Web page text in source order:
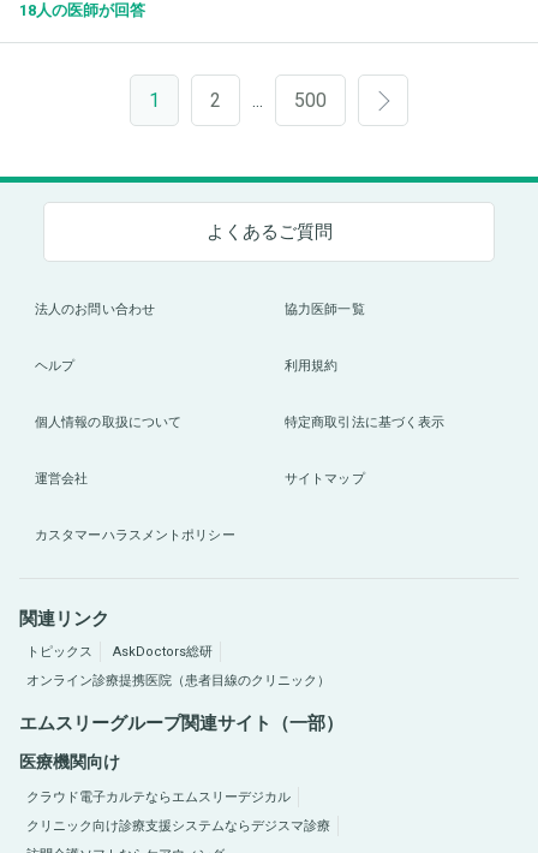
18人の医師が回答
1 2 500
よくあるご質問
法人のお問い合わせ 協力医師一覧
ヘルプ 利用規約
個人情報の取扱について 特定商取引法に基づく表示
運営会社 サイトマップ
カスタマーハラスメントポリシー
関連リンク
トピックス
AskDoctors総研
オンライン診療提携医院（患者目線のクリニック）
エムスリーグループ関連サイト（一部）
医療機関向け
クラウド電子カルテならエムスリーデジカル
クリニック向け診療支援システムならデジスマ診療